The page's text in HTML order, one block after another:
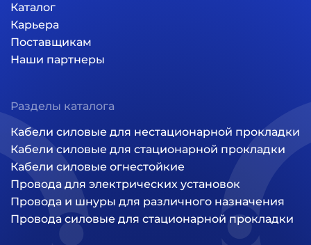
Каталог
Карьера
Поставщикам
Наши партнеры
Разделы каталога
Кабели силовые для нестационарной прокладки
Кабели силовые для стационарной прокладки
Кабели силовые огнестойкие
Провода для электрических установок
Провода и шнуры для различного назначения
Провода силовые для стационарной прокладки